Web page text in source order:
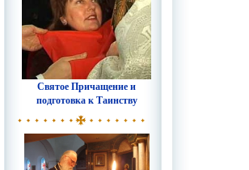
Святое Причащение и
подготовка к Таинству